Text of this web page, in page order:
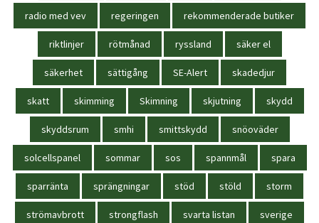
radio med vev regeringen rekommenderade butiker
riktlinjer rötmånad ryssland säker el
säkerhet sättigång SE-Alert skadedjur
skatt skimming Skimning skjutning skydd
skyddsrum smhi smittskydd snöoväder
solcellspanel sommar sos spannmål spara
sparränta sprängningar stöd stöld storm
strömavbrott strongflash svarta listan sverige